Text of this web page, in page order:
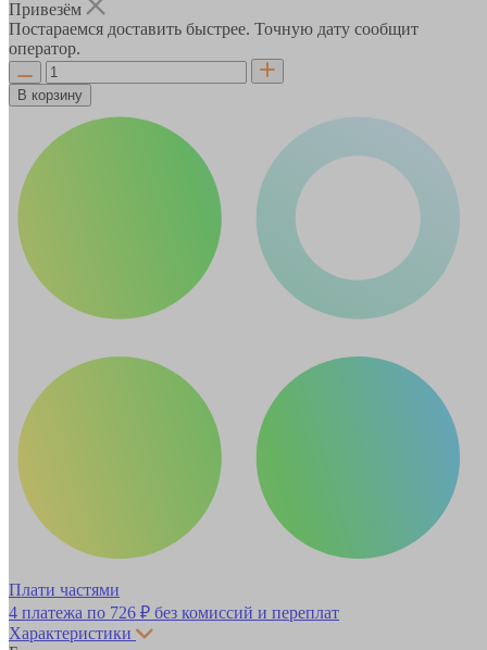
Привезём
Постараемся доставить быстрее. Точную дату сообщит
оператор.
В корзину
Плати частями
4 платежа по 726 ₽ без комиссий и переплат
Характеристики